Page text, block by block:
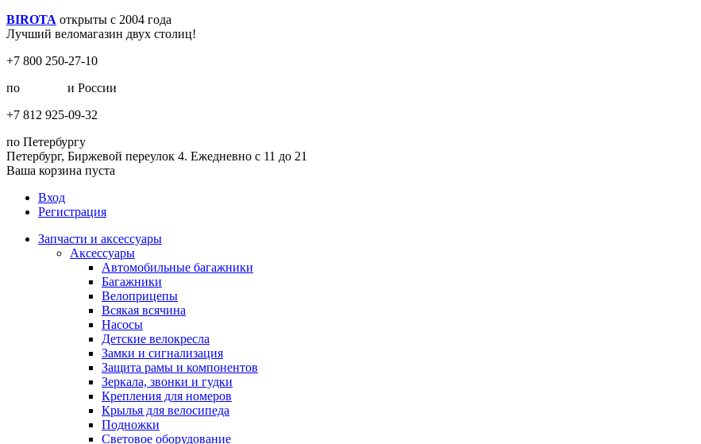
BIROTA открыты с 2004 года
Лучший веломагазин двух столиц!
+7 800 250-27-10
по
и России
+7 812 925-09-32
по Петербургу
Петербург, Биржевой переулок 4. Ежедневно с 11 до 21
Ваша корзина пуста
Вход
Регистрация
Запчасти и аксессуары
Аксессуары
Автомобильные багажники
Багажники
Велоприцепы
Всякая всячина
Насосы
Детские велокресла
Замки и сигнализация
Защита рамы и компонентов
Зеркала, звонки и гудки
Крепления для номеров
Крылья для велосипеда
Подножки
Световое оборудование